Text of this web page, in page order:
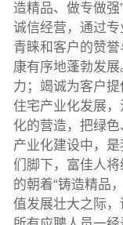
造精品、做专做强
诚信经营，通过
青睐和客户的赞
康有序地蓬勃发
力；竭诚为客户
住宅产业化发展
化的营造，把绿
产业化建设中，
们脚下，富佳人
的朝着“铸造精品
值发展壮大之际，